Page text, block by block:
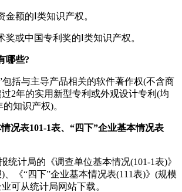
额的Ⅰ类知识产权。
奖或中国专利奖的Ⅰ类知识产权。
哪些?
包括与主导产品相关的软件著作权(不含商
2年的实用新型专利或外观设计专利(均
知识产权)。
况表101-1表、“四下”企业基本情况表
统计局的《调查单位基本情况(101-1表)》
《“四下”企业基本情况表(111表)》(规模
可从统计局网站下载。